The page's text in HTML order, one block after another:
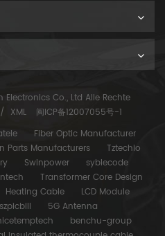
Co., Ltd Alle Rechte
/ XML
闽ICP备12007055号-1
Fiber Optic Manufacturer
Parts Manufacturers
Tztechio
Swinpower
syblecode
Transformer Core Design
Heating Cable
LCD Module
szpicbill
5G Antenna
benchu-group